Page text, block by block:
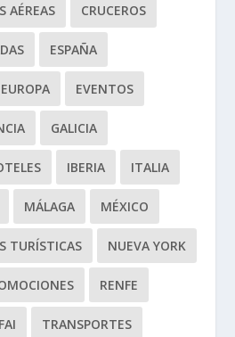
AÉREAS CRUCEROS
ESPAÑA
EUROPA EVENTOS
GALICIA
IBERIA ITALIA
MÁLAGA MÉXICO
TURÍSTICAS NUEVA YORK
RENFE
TRANSPORTES